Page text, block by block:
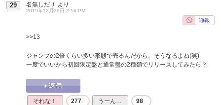
29 名無しだＪ より
2015年12月29日 2:16 PM
>>13
ジャンプの2倍くらい多い形態で売るんだから、そうなるよね(笑)
一度でいいから初回限定盤と通常盤の2種類でリリースしてみたら？
それな！ 277 うーん… 98